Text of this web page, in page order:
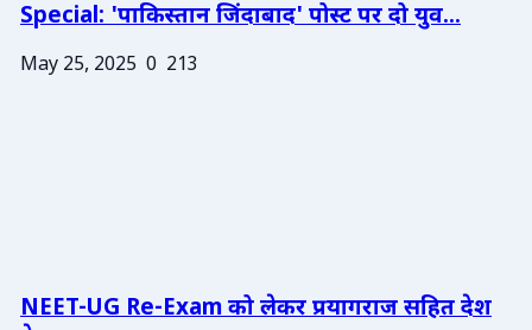
Special: 'पाकिस्तान जिंदाबाद' पोस्ट पर दो युव...
May 25, 2025 0 213
NEET-UG Re-Exam को लेकर प्रयागराज सहित देश